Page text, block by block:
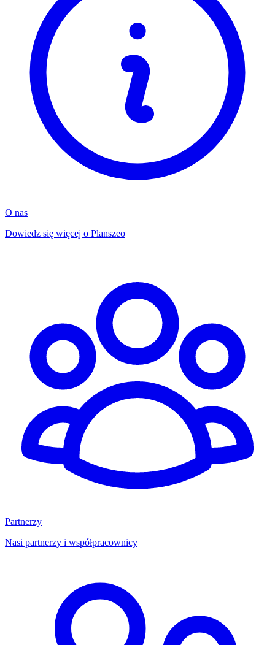
O nas
Dowiedz się więcej o Planszeo
Partnerzy
Nasi partnerzy i współpracownicy